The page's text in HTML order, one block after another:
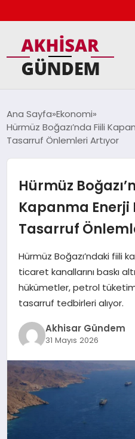
DÜNYA
TEKNOLOJI
YAŞAM
Ana Sayfa Ekonomi
Hürmüz Boğazı’nda Fiili
Tasarruf Önlemleri Artıyor
Hürmüz
Kapanma Enerji
Tasarruf
Hürmüz Boğazı’ndaki fiili
ticaret kanallarını baskı
hükümetler, petrol
tasarruf tedbirleri alıyor.
Akhisar Gündem
31 Mayıs 2026